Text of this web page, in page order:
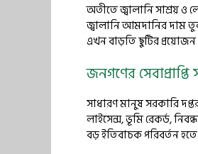
অতীতে জ্বালানি সাশ্রয় ও
জ্বালানি আমদানির দাম
এখন বাড়তি ছুটির
জনগণের
সাধারণ মানুষ সরকারি
লাইসেন্স, ভূমি রেকর্ড,
বড় ইতিবাচক পরিবর্তন হতে